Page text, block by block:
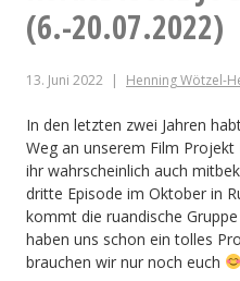
(6.-20.07.2022)
13. Juni 2022 Henning Wötzel-
In den letzten zwei Jahren
Weg an unserem Film
ihr wahrscheinlich auch
dritte Episode im Oktober in
kommt die ruandische
haben uns schon ein tolles
brauchen wir nur noch euch